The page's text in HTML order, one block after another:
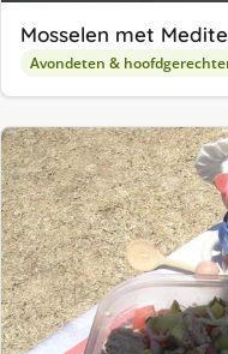
Mosselen met
Avondeten &